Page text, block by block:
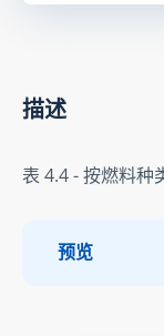
描述
表 4.4 - 按燃料种
预览